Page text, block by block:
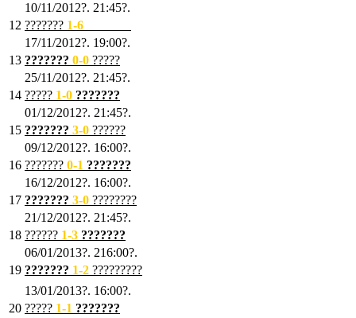
10/11/2012?. 21:45?.
12 ??????? 1-6
17/11/2012?. 19:00?.
13 ??????? 0-0 ?????
25/11/2012?. 21:45?.
14 ????? 1-0 ???????
01/12/2012?. 21:45?.
15 ??????? 3-0 ??????
09/12/2012?. 16:00?.
16 ??????? 0-1 ???????
16/12/2012?. 16:00?.
17 ??????? 3-0 ????????
21/12/2012?. 21:45?.
18 ?????? 1-3 ???????
06/01/2013?. 216:00?.
19 ??????? 1-2 ?????????
13/01/2013?. 16:00?.
20 ????? 1-1 ???????